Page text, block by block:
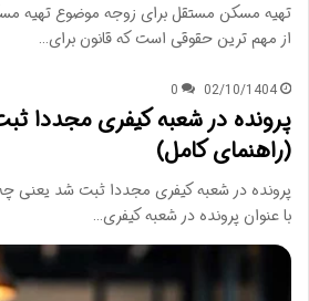
تهیه مسکن مستقل برای زوجه موضوع تهیه
از مهم ترین حقوقی است که قانون برای…
02/10/1404
0
پرونده در شعبه کیفری مجددا
(راهنمای کامل)
پرونده در شعبه کیفری مجددا ثبت شد یعنی
با عنوان پرونده در شعبه کیفری…